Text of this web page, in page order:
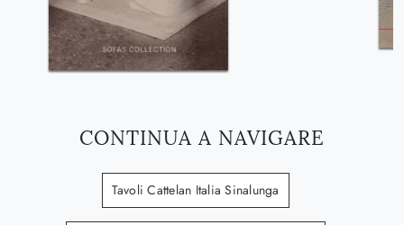
CONTINUA A NAVIGARE
Tavoli Cattelan Italia Sinalunga